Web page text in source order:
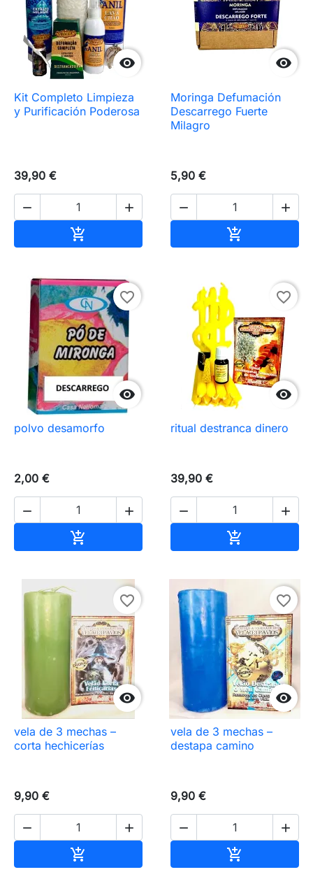

Kit Completo Limpieza
y Purificación Poderosa
39,90 €
 


Moringa Defumación
Descarrego Fuerte
Milagro
5,90 €
 


favorite_border
polvo desamorfo
2,00 €
 


favorite_border
ritual destranca dinero
39,90 €
 


favorite_border
vela de 3 mechas –
corta hechicerías
9,90 €
 


favorite_border
vela de 3 mechas –
destapa camino
9,90 €
 
